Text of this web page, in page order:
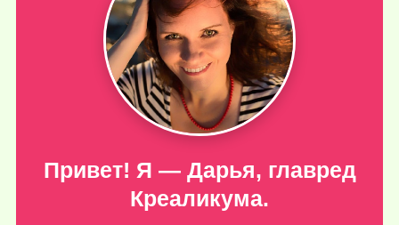
Привет! Я — Дарья, главред
Креаликума.